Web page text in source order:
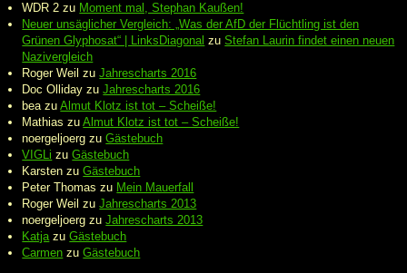
WDR 2 zu Moment mal, Stephan Kaußen!
Neuer unsäglicher Vergleich: „Was der AfD der Flüchtling ist den
Grünen Glyphosat“ | LinksDiagonal zuStefan Laurin findet einen neuen
Nazivergleich
Roger Weil zuJahrescharts 2016
Doc Olliday zuJahrescharts 2016
beazuAlmut Klotz ist tot – Scheiße!
Mathias zuAlmut Klotz ist tot – Scheiße!
noergeljoerg zuGästebuch
VIGLi zuGästebuch
Karsten zuGästebuch
Peter Thomas zu Mein Mauerfall
Roger Weil zuJahrescharts 2013
noergeljoerg zuJahrescharts 2013
KatjazuGästebuch
Carmen zuGästebuch